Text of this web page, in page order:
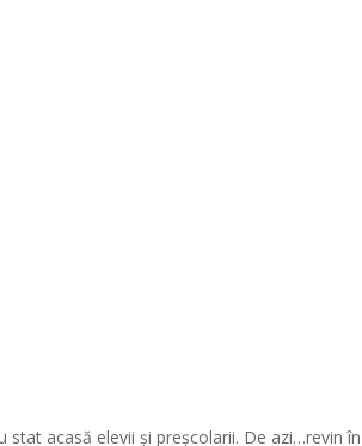
stat acasă elevii și preșcolarii. De azi…revin